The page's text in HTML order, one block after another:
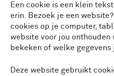
Een cookie is een klein
erin. Bezoek je een
cookies op je computer,
website voor jou onthouden
bekeken of welke gegevens
Deze website gebruikt
BIJ DE
DESPECIAL
We leven in een